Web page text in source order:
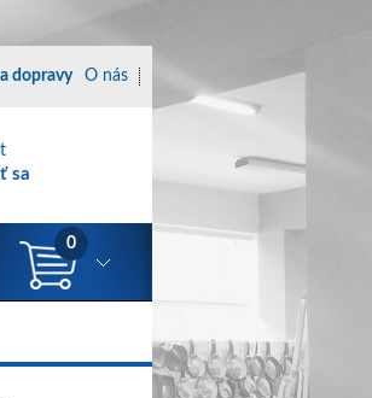
sa
dopravy O nás
0